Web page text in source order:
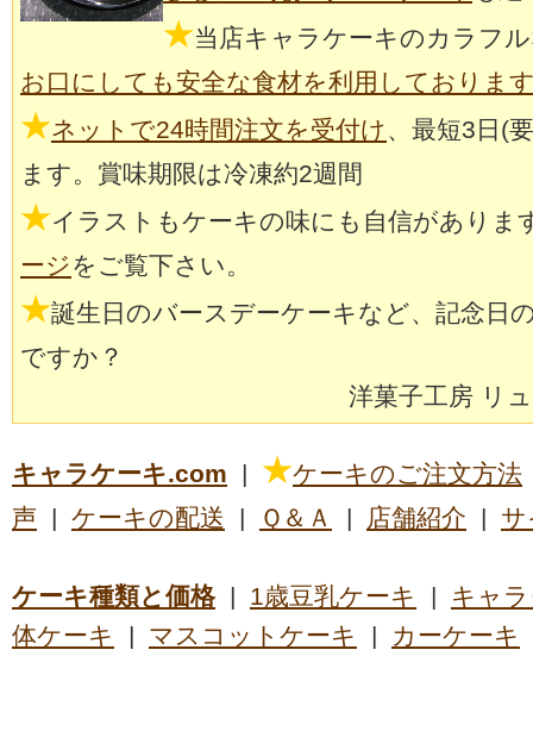
★当店キャラケーキのカラフ
お口にしても安全な食材を利用しておりま
★ネットで24時間注文を受付け、最短3日(
ます。賞味期限は冷凍約2週間
★イラストもケーキの味にも自信がありま
ージをご覧下さい。
★誕生日のバースデーケーキなど、記念日
ですか？
洋菓子工房 リ
キャラケーキ.com | ★ケーキのご注文方法
声 | ケーキの配送 | Ｑ＆Ａ | 店舗紹介 | サ
ケーキ種類と価格| 1歳豆乳ケーキ | キャ
体ケーキ
| マスコットケーキ | カーケーキ